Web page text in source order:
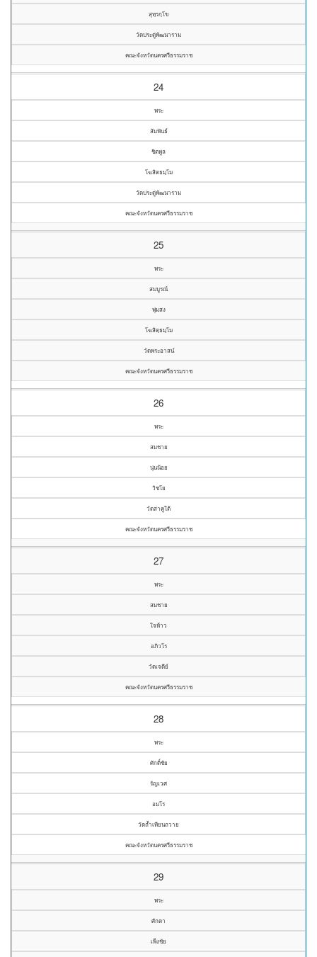
สุทฺรกฺโข
วัดประดู่พัฒนาราม
คณะจังหวัดนครศรีธรรมราช
24
พระ
สัมพันธ์
ชิตพูล
โฆสิตธมฺโม
วัดประดู่พัฒนาราม
คณะจังหวัดนครศรีธรรมราช
25
พระ
สมบูรณ์
พุ่มสง
โฆสิตฺธมฺโม
วัดพระอาสน์
คณะจังหวัดนครศรีธรรมราช
26
พระ
สมชาย
นุ่นน้อย
วิชโย
วัดสาคูใต้
คณะจังหวัดนครศรีธรรมราช
27
พระ
สมชาย
ใจห้าว
อภิวโร
วัดเจดีย์
คณะจังหวัดนครศรีธรรมราช
28
พระ
ศักดิ์ชัย
รัญเวศ
อมโร
วัดถ้ำเทียนถวาย
คณะจังหวัดนครศรีธรรมราช
29
พระ
ศักดา
เพ็งชัย